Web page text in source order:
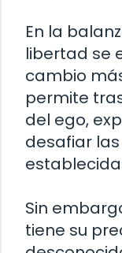
En la
libertad se
cambio
permite
del ego,
desafiar
Sin
tiene su